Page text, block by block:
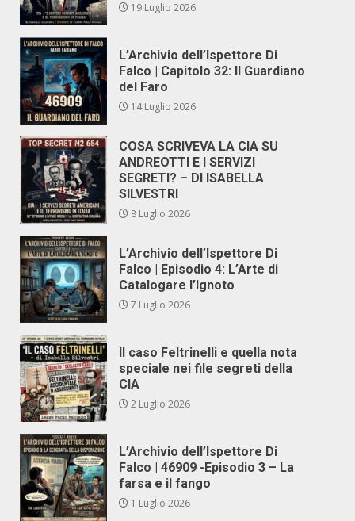
19 Luglio 2026
L’Archivio dell’Ispettore Di
Falco | Capitolo 32: Il Guardiano
del Faro
14 Luglio 2026
COSA SCRIVEVA LA CIA SU
ANDREOTTI E I SERVIZI
SEGRETI? – DI ISABELLA
SILVESTRI
8 Luglio 2026
L’Archivio dell’Ispettore Di
Falco | Episodio 4: L’Arte di
Catalogare l’Ignoto
7 Luglio 2026
Il caso Feltrinelli e quella nota
speciale nei file segreti della
CIA
2 Luglio 2026
L’Archivio dell’Ispettore Di
Falco | 46909 -Episodio 3 – La
farsa e il fango
1 Luglio 2026